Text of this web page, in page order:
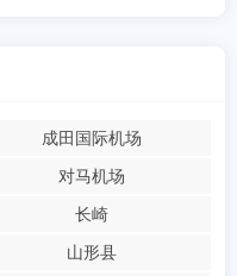
成田国际机场
对马机场
长崎
山形县